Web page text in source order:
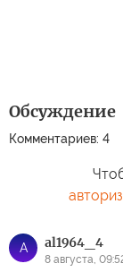
Обсуждение
Комментариев: 4
A al1964_4
8 августа,